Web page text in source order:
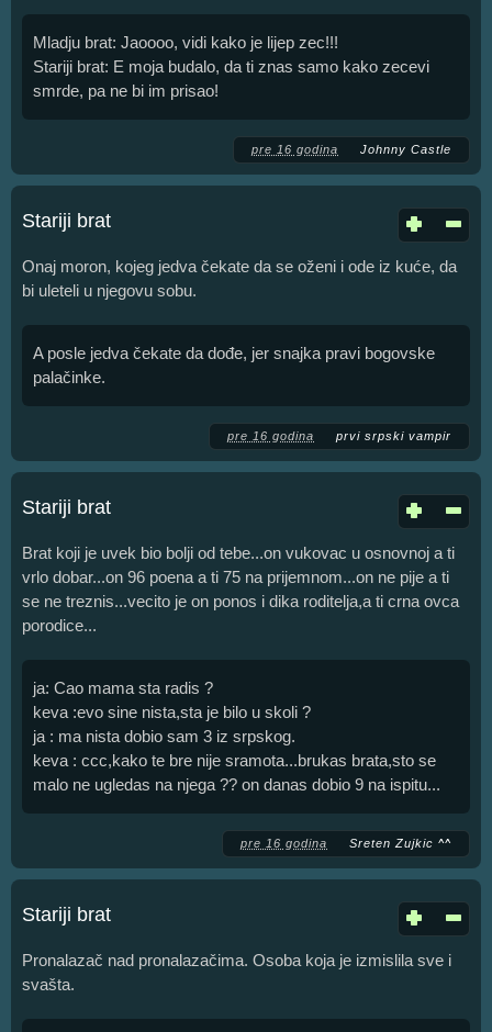
Mladju brat: Jaoooo, vidi kako je lijep zec!!!
Stariji brat: E moja budalo, da ti znas samo kako zecevi
smrde, pa ne bi im prisao!
pre 16 godina Johnny Castle
Stariji brat
Onaj moron, kojeg jedva čekate da se oženi i ode iz kuće, da
bi uleteli u njegovu sobu.
A posle jedva čekate da dođe, jer snajka pravi bogovske
palačinke.
pre 16 godina prvi srpski vampir
Stariji brat
Brat koji je uvek bio bolji od tebe...on vukovac u osnovnoj a ti
vrlo dobar...on 96 poena a ti 75 na prijemnom...on ne pije a ti
se ne treznis...vecito je on ponos i dika roditelja,a ti crna ovca
porodice...
ja: Cao mama sta radis ?
keva :evo sine nista,sta je bilo u skoli ?
ja : ma nista dobio sam 3 iz srpskog.
keva : ccc,kako te bre nije sramota...brukas brata,sto se
malo ne ugledas na njega ?? on danas dobio 9 na ispitu...
pre 16 godina Sreten Zujkic ^^
Stariji brat
Pronalazač nad pronalazačima. Osoba koja je izmislila sve i
svašta.